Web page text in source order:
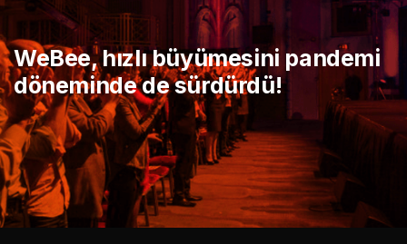
WeBee, hızlı büyümesini pandemi
döneminde de sürdürdü!